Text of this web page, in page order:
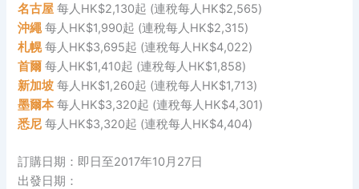
名古屋 每人HK$2,130起 (連稅每人HK$2,565)
沖繩每人HK$1,990起 (連稅每人HK$2,315)
札幌每人HK$3,695起 (連稅每人HK$4,022)
首爾 每人HK$1,410起 (連稅每人HK$1,858)
新加坡 每人HK$1,260起 (連稅每人HK$1,713)
墨爾本 每人HK$3,320起 (連稅每人HK$4,301)
悉尼 每人HK$3,320起 (連稅每人HK$4,404)
訂購日期：即日至2017年10月27日
出發日期：